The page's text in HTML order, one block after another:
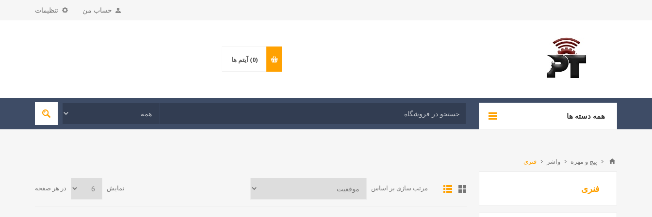
تنظیمات حساب من
(0) آیتم ها
همه دسته ها
پیچ و مهره واشر فنری
مرتب سازی بر اساس نمایش در هر صفحه فنری